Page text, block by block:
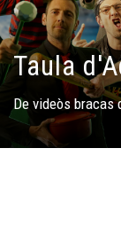
Taula
De videòs